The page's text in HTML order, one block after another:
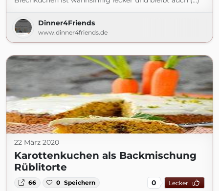
Dinner4Friends
www.dinner4friends.de
22 März 2020
Karottenkuchen als Backmischung
Rüblitorte
66 0 Speichern 0 Lecker